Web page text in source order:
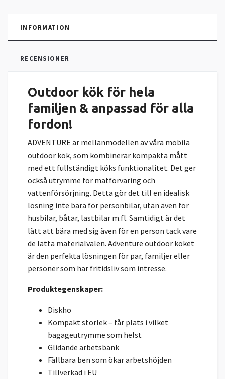
INFORMATION
RECENSIONER
Outdoor kök för hela
familjen & anpassad för alla
fordon!
ADVENTURE är mellanmodellen av våra mobila
outdoor kök, som kombinerar kompakta mått
med ett fullständigt köks funktionalitet. Det ger
också utrymme för matförvaring och
vattenförsörjning. Detta gör det till en idealisk
lösning inte bara för personbilar, utan även för
husbilar, båtar, lastbilar m.fl. Samtidigt är det
lätt att bära med sig även för en person tack vare
de lätta materialvalen. Adventure outdoor köket
är den perfekta lösningen för par, familjer eller
personer som har fritidsliv som intresse.
Produktegenskaper:
Diskho
Kompakt storlek – får plats i vilket
bagageutrymme som helst
Glidande arbetsbänk
Fällbara ben som ökar arbetshöjden
Tillverkad i EU